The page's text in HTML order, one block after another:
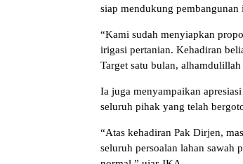
siap mendukung pembangunan
“Kami sudah menyiapkan
irigasi pertanian. Kehadiran
Target satu bulan,
Ia juga menyampaikan
seluruh pihak yang telah
“Atas kehadiran Pak Dirjen,
seluruh persoalan lahan sawah